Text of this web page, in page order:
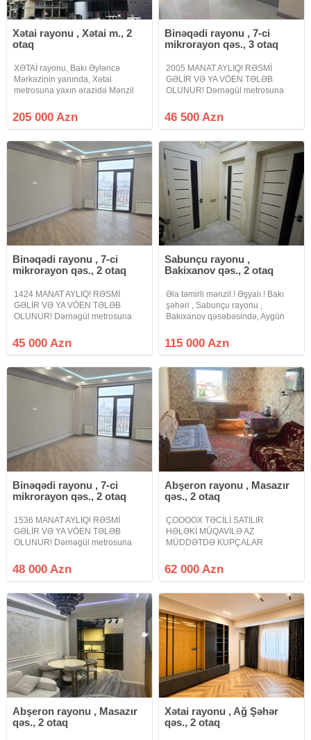
Xətai rayonu , Xətai m., 2
otaq
XƏTAİ rayonu, Bakı Əyləncə
Mərkəzinin yanında, Xətai
metrosuna yaxın ərazidə Mənzil
Qaz var Çıxarış (Kupça) İpotekaya
yararlı
205 000 Azn
Binəqədi rayonu , 7-ci
mikrorayon qəs., 3 otaq
2005 MANAT AYLIQ! RƏSMİ
GƏLİR VƏ YA VÖEN TƏLƏB
OLUNUR! Dərnəgül metrosuna
Town Yaşayış kompleksində
QANUNI 3 OTAQLI mənzil çıxarılır.
mərtəbəsində yerləşir.
46 500 Azn
Binəqədi rayonu , 7-ci
mikrorayon qəs., 2 otaq
1424 MANAT AYLIQ! RƏSMİ
GƏLİR VƏ YA VÖEN TƏLƏB
OLUNUR! Dərnəgül metrosuna
Town Yaşayış kompleksində
QANUNI 2 OTAQLI mənzil çıxarılır.
olar.16 mərtəbəli
45 000 Azn
Sabunçu rayonu ,
Bakixanov qəs., 2 otaq
Əla təmirli mənzil.! Əşyalı.! Bakı
şəhəri , Sabunçu rayonu ,
Bakıxanov qəsəbəsində, Aygün
mərtəbəli yeni tikilinin 3cü
mərtəbəsində yerləşəm ümumi
otaqlı
115 000 Azn
Binəqədi rayonu , 7-ci
mikrorayon qəs., 2 otaq
1536 MANAT AYLIQ! RƏSMİ
GƏLİR VƏ YA VÖEN TƏLƏB
OLUNUR! Dərnəgül metrosuna
Town Yaşayış kompleksində
QANUNI 2 OTAQLI mənzil çıxarılır.
mərtəbəsində yerləşir.
48 000 Azn
Abşeron rayonu , Masazır
qəs., 2 otaq
ÇOOOOX TƏCİLİ SATILIR
HƏLƏKİ MÜQAVİLƏ AZ
MÜDDƏTDƏ KUPÇALAR
BİNA MASAZIR DAİRƏSİNDƏN
YUXARIDA Masazır dairəsindən
yerləşən yeni tikili binada əşyalı
mənzil
62 000 Azn
Abşeron rayonu , Masazır
qəs., 2 otaq
Xətai rayonu , Ağ Şəhər
qəs., 2 otaq